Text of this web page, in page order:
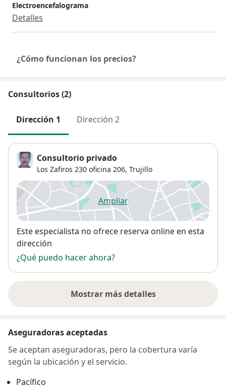
Electroencefalograma
Detalles
¿Cómo funcionan los precios?
Consultorios (2)
Dirección 1 Dirección 2
Consultorio privado
Los Zafiros 230 oficina 206, Trujillo
Ampliarse abre en una nueva
Disponibilidad
Este especialista no ofrece reserva online en esta
dirección
¿Qué puedo hacer ahora?
Mostrar más detalles
sobre la dirección
Aseguradoras aceptadas
Se aceptan aseguradoras, pero la cobertura varía
según la ubicación y el servicio.
Pacífico